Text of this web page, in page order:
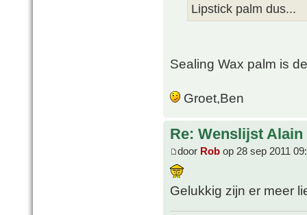
Lipstick palm dus...
Sealing Wax palm is
Groet,Ben
Re: Wenslijst Alain
door Rob op 28 sep 2011
Gelukkig zijn er meer